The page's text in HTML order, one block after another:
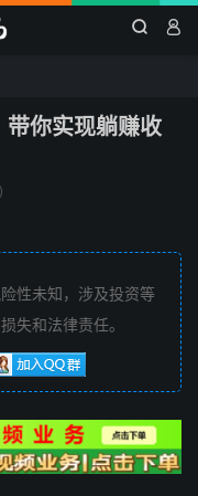
 
带你实现躺赚收
)
性未知，涉及投资等
失和法律责任。